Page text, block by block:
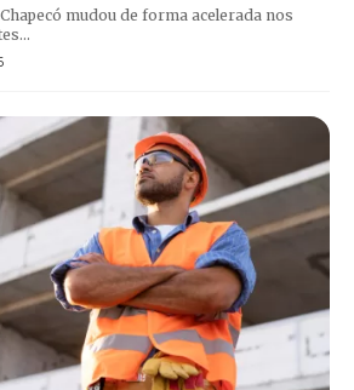
mudou de forma acelerada nos